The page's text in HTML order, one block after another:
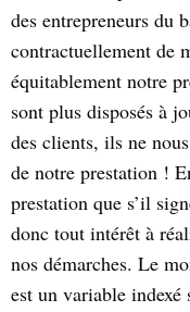
des entrepreneurs du
contractuellement de
équitablement notre
sont plus disposés à
des clients, ils ne
de notre prestation !
prestation que s’il
donc tout intérêt à
nos démarches. Le
est un variable indexé